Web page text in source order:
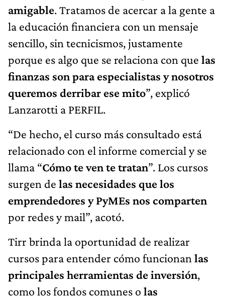
amigable. Tratamos de acercar a la gente a
la educación financiera con un mensaje
sencillo, sin tecnicismos, justamente
porque es algo que se relaciona con que las
finanzas son para especialistas y nosotros
queremos derribar ese mito”, explicó
Lanzarotti a PERFIL.
“De hecho, el curso más consultado está
relacionado con el informe comercial y se
llama “Cómo te ven te tratan”. Los cursos
surgen de las necesidades que los
emprendedores y PyMEs nos comparten
por redes y mail”, acotó.
Tirr brinda la oportunidad de realizar
cursos para entender cómo funcionan las
principales herramientas de inversión,
como los fondos comunes o las